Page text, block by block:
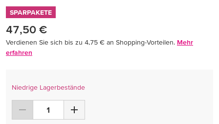
SPARPAKETE
47,50 €
Verdienen Sie sich bis zu 4,75 € an Shopping-Vorteilen. Mehr
erfahren
Niedrige Lagerbestände